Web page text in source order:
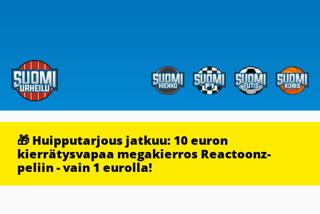
🎁 Huipputarjous jatkuu: 10 euron
kierrätysvapaa megakierros Reactoonz-
peliin - vain 1 eurolla!